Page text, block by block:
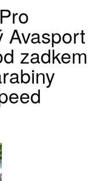
Avasport
zadkem